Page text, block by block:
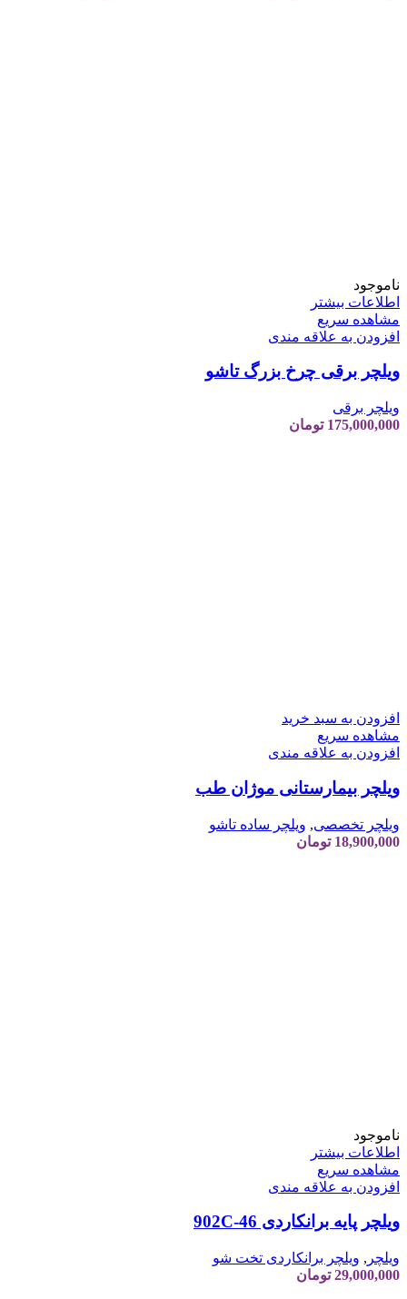
ناموجود
اطلاعات بیشتر
مشاهده سریع
افزودن به علاقه مندی
ویلچر برقی چرخ بزرگ تاشو
ویلچر برقی
175,000,000 تومان
افزودن به سبد خرید
مشاهده سریع
افزودن به علاقه مندی
ویلچر بیمارستانی موژان طب
ویلچر تخصصی, ویلچر ساده تاشو
18,900,000 تومان
ناموجود
اطلاعات بیشتر
مشاهده سریع
افزودن به علاقه مندی
ویلچر پایه برانکاردی 902C-46
ویلچر , ویلچر برانکاردی تخت شو
29,000,000 تومان